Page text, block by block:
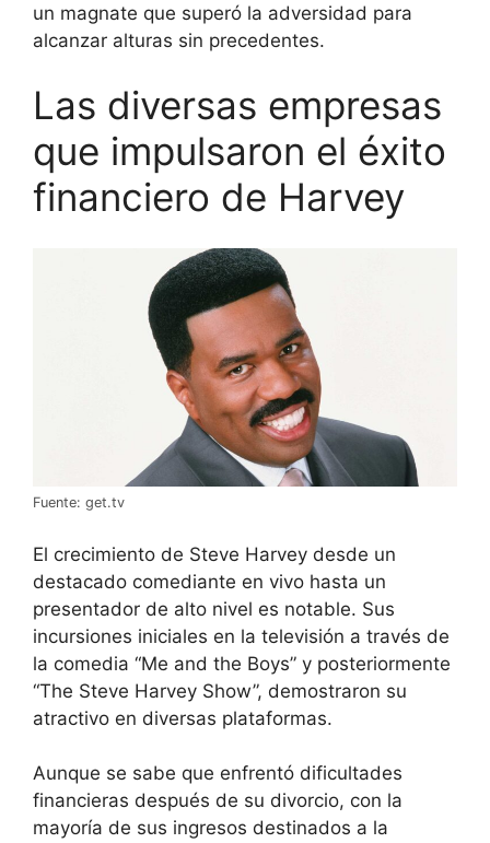
un magnate que superó la adversidad para
alcanzar alturas sin precedentes.
Las diversas empresas
que impulsaron el éxito
financiero de Harvey
Fuente: get.tv
El crecimiento de Steve Harvey desde un
destacado comediante en vivo hasta un
presentador de alto nivel es notable. Sus
incursiones iniciales en la televisión a través de
la comedia “Me and the Boys” y posteriormente
“The Steve Harvey Show”, demostraron su
atractivo en diversas plataformas.
Aunque se sabe que enfrentó dificultades
financieras después de su divorcio, con la
mayoría de sus ingresos destinados a la